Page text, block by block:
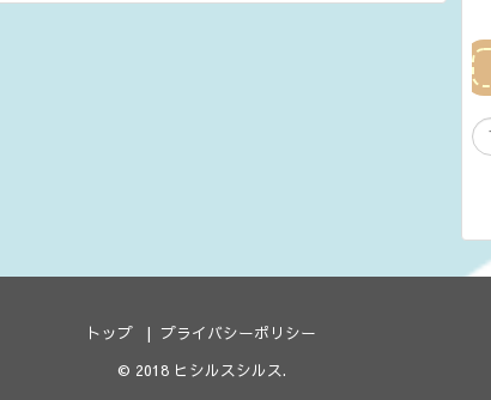
トップ
プライバシーポリシー
© 2018 ヒシルスシルス.